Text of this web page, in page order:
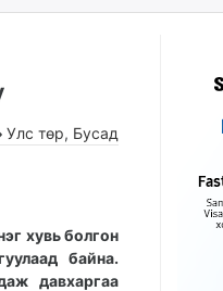
Улс төр, Бусад
хувь болгон
байна.
давхаргаа